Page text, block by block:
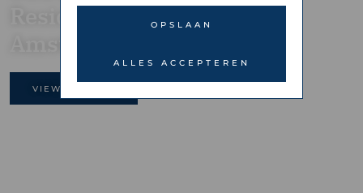
Residences
VIEW GALLERY
OPSLAAN
ALLES ACCEPTEREN